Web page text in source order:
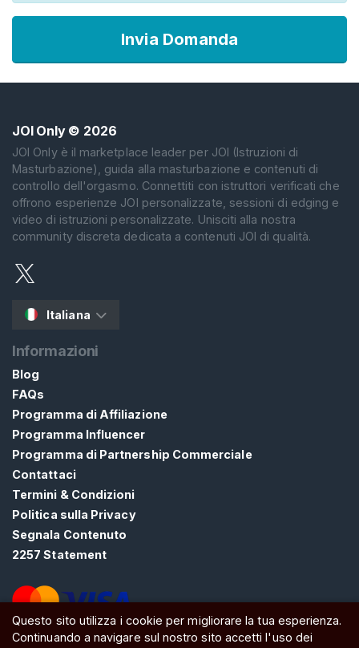
Invia Domanda
JOI Only© 2026
JOI Only è il marketplace leader per JOI (Istruzioni di
Masturbazione), guida alla masturbazione e contenuti di
controllo dell'orgasmo. Connettiti con istruttori verificati che
offrono esperienze JOI personalizzate, sessioni di edging e
video di istruzioni personalizzate. Unisciti alla nostra
community discreta dedicata a contenuti JOI di qualità.
Italiana
Informazioni
Blog
FAQs
Programma di Affiliazione
Programma Influencer
Programma di Partnership Commerciale
Contattaci
Termini & Condizioni
Politica sulla Privacy
Segnala Contenuto
2257 Statement
ATW Ltd, Essex, SS0 7EU, United Kingdom
Questo sito utilizza i cookie per migliorare la tua esperienza.
Continuando a navigare sul nostro sito accetti l'uso dei
e
r
a
n
g
i
a
r
e
l
u
C
E
C
A
C
o
t
a
t